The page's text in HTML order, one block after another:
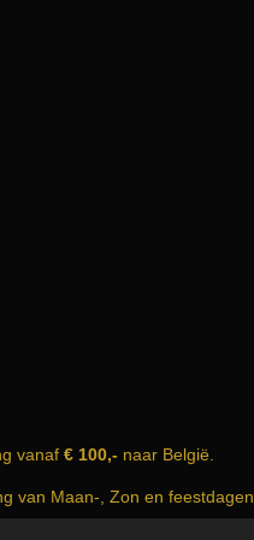
vanaf € 100,- naar België.
van Maan-, Zon en feestdagen.